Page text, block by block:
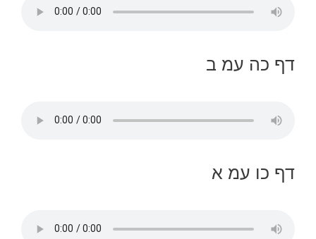
דף כה עמ ב
דף כו עמ א